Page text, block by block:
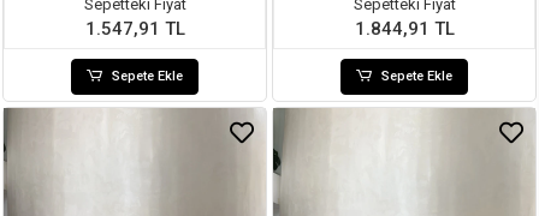
Sepetteki Fiyat
1.547,91 TL
Sepete Ekle
Sepetteki Fiyat
1.844,91 TL
Sepete Ekle